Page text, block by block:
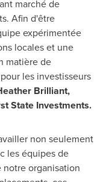
marché de
Afin d'être
expérimentée
locales et une
matière de
les investisseurs
Brilliant,
State Investments.
non seulement
les équipes de
organisation